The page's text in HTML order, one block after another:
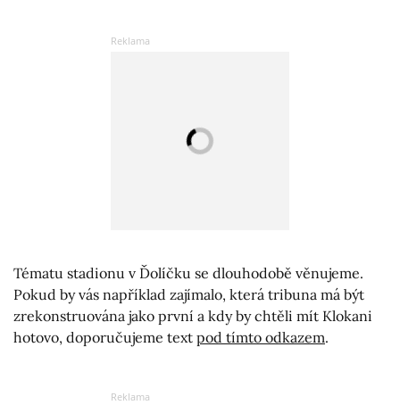
Tématu stadionu v Ďolíčku se dlouhodobě věnujeme.
Pokud by vás například zajímalo, která tribuna má být
zrekonstruována jako první a kdy by chtěli mít Klokani
hotovo, doporučujeme text pod tímto odkazem.